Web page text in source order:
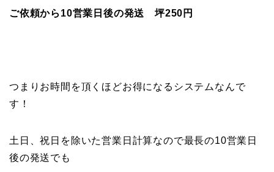
ご依頼から10営業日後の発送 坪250円
つまりお時間を頂くほどお得になるシステムなんで
す！
土日、祝日を除いた営業日計算なので最長の10営業日
後の発送でも